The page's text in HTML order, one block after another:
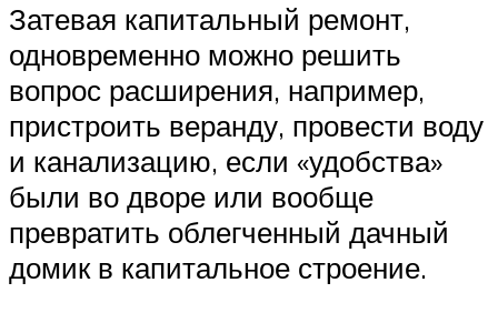
Затевая капитальный ремонт,
одновременно можно решить
вопрос расширения, например,
пристроить веранду, провести воду
и канализацию, если «удобства»
были во дворе или вообще
превратить облегченный дачный
домик в капитальное строение.